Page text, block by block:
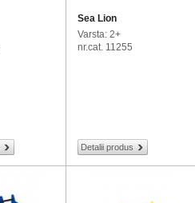
Sea Lion
Varsta: 2+
nr.cat. 11255
Detalii produs